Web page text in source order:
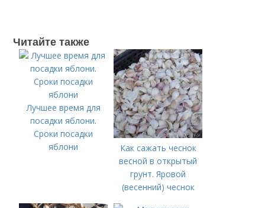
Читайте также
Лучшее время для
посадки яблони.
Сроки посадки
яблони
Как сажать чеснок
весной в открытый
грунт. Яровой
(весенний) чеснок